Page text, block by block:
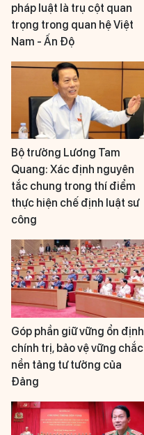
pháp luật là trụ cột quan
trọng trong quan hệ Việt
Nam - Ấn Độ
Bộ trưởng Lương Tam
Quang: Xác định nguyên
tắc chung trong thí điểm
thực hiện chế định luật sư
công
Góp phần giữ vững ổn định
chính trị, bảo vệ vững chắc
nền tảng tư tưởng của
Đảng